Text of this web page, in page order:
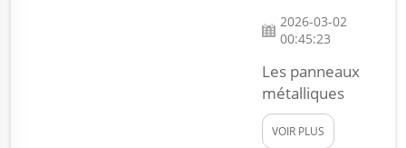
2026-03-02
00:45:23
Les panneaux
métalliques
sculptés
peuvent
VOIR PLUS